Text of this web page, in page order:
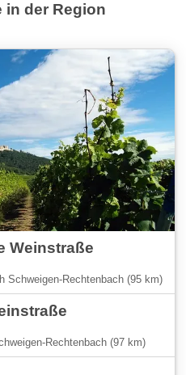
in der Region
Weinstraße
Schweigen-Rechtenbach (95 km)
Rechtenbach (97 km)